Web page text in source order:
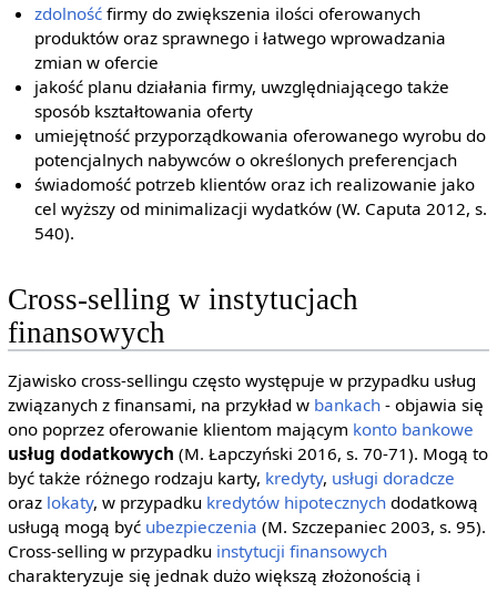
zdolność firmy do zwiększenia ilości oferowanych
produktów oraz sprawnego i łatwego wprowadzania
zmian w ofercie
jakość planu działania firmy, uwzględniającego także
sposób kształtowania oferty
umiejętność przyporządkowania oferowanego wyrobu do
potencjalnych nabywców o określonych preferencjach
świadomość potrzeb klientów oraz ich realizowanie jako
cel wyższy od minimalizacji wydatków (W. Caputa 2012, s.
540).
Cross-selling w instytucjach
finansowych
Zjawisko cross-sellingu często występuje w przypadku usług
związanych z finansami, na przykład w bankach- objawia się
ono poprzez oferowanie klientom mającym konto bankowe
usług dodatkowych (M. Łapczyński 2016, s. 70-71). Mogą to
być także różnego rodzaju karty, kredyty, usługi doradcze
oraz lokaty, w przypadku kredytów hipotecznychdodatkową
usługą mogą być ubezpieczenia (M. Szczepaniec 2003, s. 95).
Cross-selling w przypadku instytucji finansowych
charakteryzuje się jednak dużo większą złożonością i